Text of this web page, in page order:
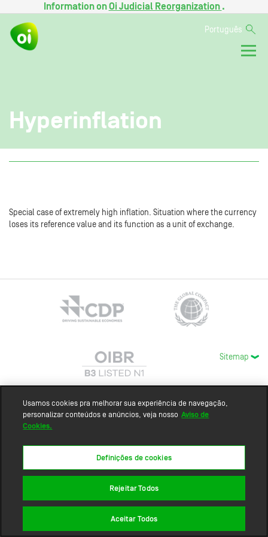
Information onOi Judicial Reorganization .
Português
Hyperinflation
Special case of extremely high inflation. Situation where the currency
loses its reference value and its function as a unit of exchange.
Sitemap
Usamos cookies pra melhorar sua experiência de navegação,
personalizar conteúdos e anúncios, veja nosso Aviso de
Cookies.
Definições de cookies
Rejeitar Todos
Aceitar Todos